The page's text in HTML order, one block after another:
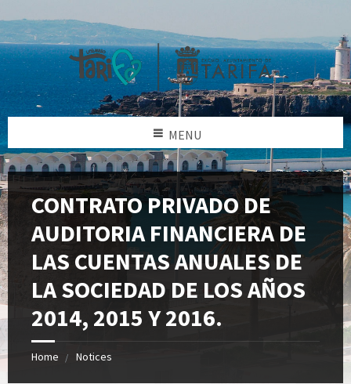
MENU
CONTRATO PRIVADO DE
AUDITORIA FINANCIERA DE
LAS CUENTAS ANUALES DE
LA SOCIEDAD DE LOS AÑOS
2014, 2015 Y 2016.
Home Notices